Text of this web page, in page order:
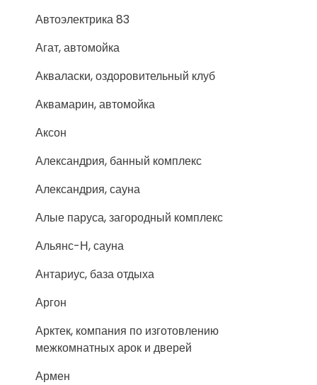
Автоэлектрика 83
Агат, автомойка
Акваласки, оздоровительный клуб
Аквамарин, автомойка
Аксон
Александрия, банный комплекс
Александрия, сауна
Алые паруса, загородный комплекс
Альянс-Н, сауна
Антариус, база отдыха
Аргон
Арктек, компания по изготовлению
межкомнатных арок и дверей
Армен